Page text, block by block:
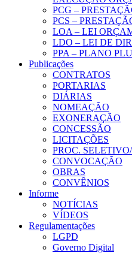
PCG –
PCS –
LOA – LEI
LDO – LEI DE
PPA – PLANO
Publicações
CONTRATOS
PORTARIAS
DIÁRIAS
NOMEAÇÃO
EXONERAÇÃO
CONCESSÃO
LICITAÇÕES
PROC.
CONVOCAÇÃO
OBRAS
CONVÊNIOS
Informe
NOTÍCIAS
VÍDEOS
Regulamentações
LGPD
Governo Digital